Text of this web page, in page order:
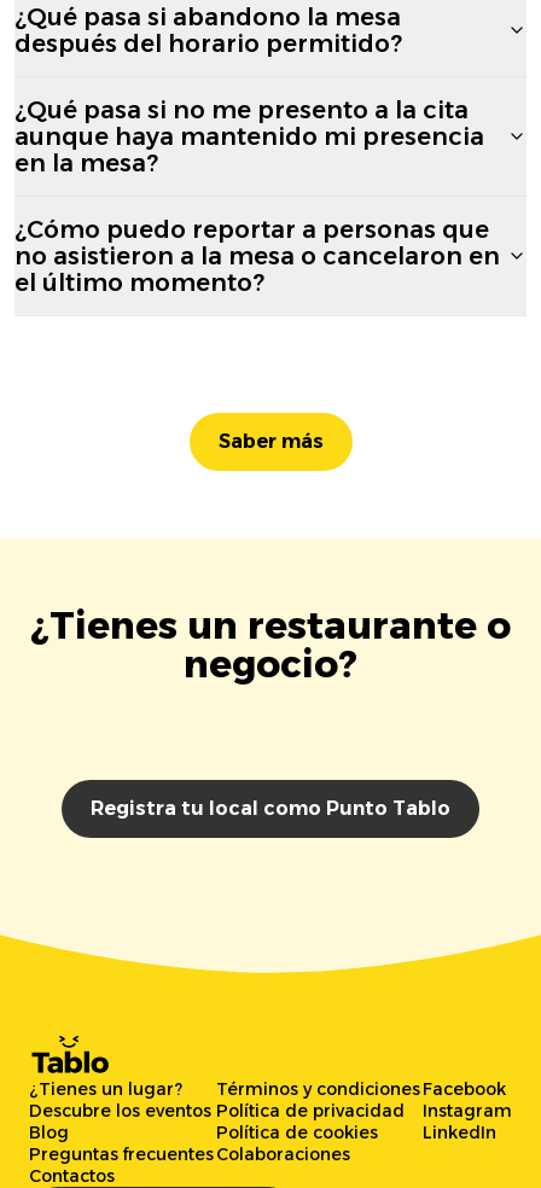
¿Qué pasa si abandono la mesa
después del horario permitido?
¿Qué pasa si no me presento a la cita
aunque haya mantenido mi presencia
en la mesa?
¿Cómo puedo reportar a personas que
no asistieron a la mesa o cancelaron en
el último momento?
Saber más
¿Tienes un restaurante o
negocio?
Registra tu local como Punto Tablo
¿Tienes un lugar?
Descubre los eventos
Blog
Preguntas frecuentes
Contactos
Términos y condiciones
Política de privacidad
Política de cookies
Colaboraciones
Facebook
Instagram
LinkedIn